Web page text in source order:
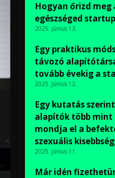
Hogyan őrizd meg
egészséged
2025. június 13.
Egy praktikus
távozó
tovább évekig a
2025. június 12.
Egy kutatás
alapítók több mint
mondja el a
szexuális
2025. június 11.
Már idén